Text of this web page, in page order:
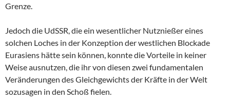
Grenze.
Jedoch die UdSSR, die ein wesentlicher Nutznießer eines
solchen Loches in der Konzeption der westlichen Blockade
Eurasiens hätte sein können, konnte die Vorteile in keiner
Weise ausnutzen, die ihr von diesen zwei fundamentalen
Veränderungen des Gleichgewichts der Kräfte in der Welt
sozusagen in den Schoß fielen.